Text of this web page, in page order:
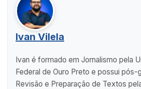
Ivan Vilela
Ivan é formado em Jornalismo pela
Federal de Ouro Preto e possui pós-
Revisão e Preparação de Textos